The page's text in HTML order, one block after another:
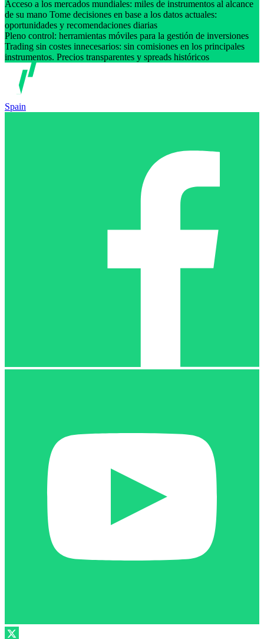
Acceso a los mercados mundiales: miles de instrumentos al alcance
de su mano Tome decisiones en base a los datos actuales:
oportunidades y recomendaciones diarias
Pleno control: herramientas móviles para la gestión de inversiones
Trading sin costes innecesarios: sin comisiones en los principales
instrumentos. Precios transparentes y spreads históricos
Spain